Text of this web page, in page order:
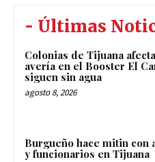
- Últimas
Colonias de Tijuana
avería en el Booster El
siguen sin agua
agosto 8, 2026
Burgueño hace mitin con
y funcionarios en Tijuana